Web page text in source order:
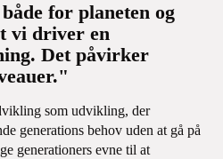
for planeten og
vi driver en
Det påvirker
som udvikling, der
generations behov uden at gå på
generationers evne til at